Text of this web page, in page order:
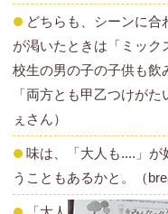
どちらも、シーンに
が渇いたときは「ミック
校生の男の子の子供も飲
「両方とも甲乙つけが
ぇさん）
味は、「大人も....」
うこともあるかと。（